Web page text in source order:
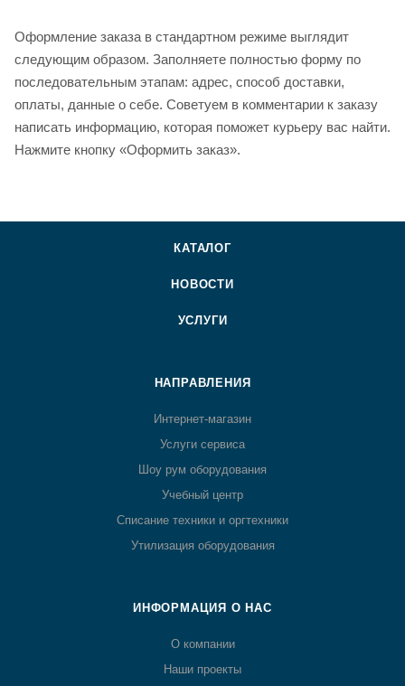
Оформление заказа в стандартном режиме выглядит
следующим образом. Заполняете полностью форму по
последовательным этапам: адрес, способ доставки,
оплаты, данные о себе. Советуем в комментарии к заказу
написать информацию, которая поможет курьеру вас найти.
Нажмите кнопку «Оформить заказ».
КАТАЛОГ
НОВОСТИ
УСЛУГИ
НАПРАВЛЕНИЯ
Интернет-магазин
Услуги сервиса
Шоу рум оборудования
Учебный центр
Списание техники и оргтехники
Утилизация оборудования
ИНФОРМАЦИЯ О НАС
О компании
Наши проекты